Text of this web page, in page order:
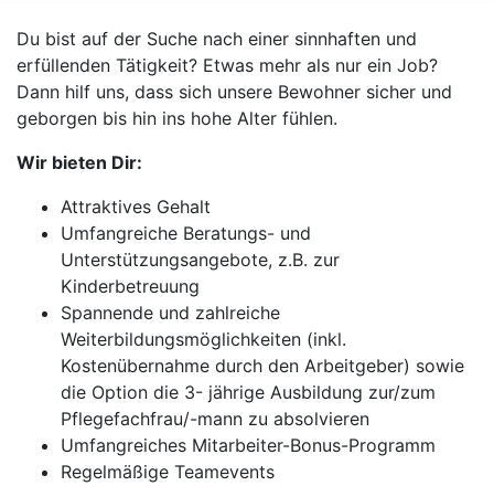
Du bist auf der Suche nach einer sinnhaften und
erfüllenden Tätigkeit? Etwas mehr als nur ein Job?
Dann hilf uns, dass sich unsere Bewohner sicher und
geborgen bis hin ins hohe Alter fühlen.
Wir bieten Dir:
Attraktives Gehalt
Umfangreiche Beratungs- und
Unterstützungsangebote, z.B. zur
Kinderbetreuung
Spannende und zahlreiche
Weiterbildungsmöglichkeiten (inkl.
Kostenübernahme durch den Arbeitgeber) sowie
die Option die 3- jährige Ausbildung zur/zum
Pflegefachfrau/-mann zu absolvieren
Umfangreiches Mitarbeiter-Bonus-Programm
Regelmäßige Teamevents